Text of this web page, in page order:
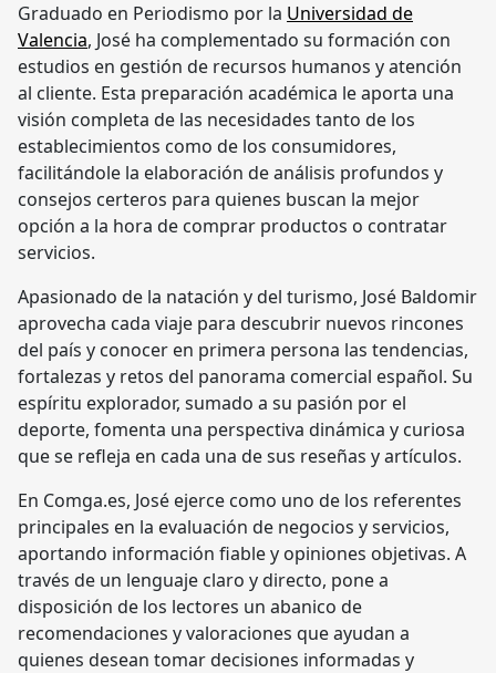
Graduado en Periodismo por la Universidad de
Valencia, José ha complementado su formación con
estudios en gestión de recursos humanos y atención
al cliente. Esta preparación académica le aporta una
visión completa de las necesidades tanto de los
establecimientos como de los consumidores,
facilitándole la elaboración de análisis profundos y
consejos certeros para quienes buscan la mejor
opción a la hora de comprar productos o contratar
servicios.
Apasionado de la natación y del turismo, José Baldomir
aprovecha cada viaje para descubrir nuevos rincones
del país y conocer en primera persona las tendencias,
fortalezas y retos del panorama comercial español. Su
espíritu explorador, sumado a su pasión por el
deporte, fomenta una perspectiva dinámica y curiosa
que se refleja en cada una de sus reseñas y artículos.
En Comga.es, José ejerce como uno de los referentes
principales en la evaluación de negocios y servicios,
aportando información fiable y opiniones objetivas. A
través de un lenguaje claro y directo, pone a
disposición de los lectores un abanico de
recomendaciones y valoraciones que ayudan a
quienes desean tomar decisiones informadas y